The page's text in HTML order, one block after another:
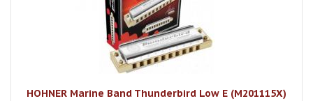
HOHNER Marine Band Thunderbird Low E (M201115X)